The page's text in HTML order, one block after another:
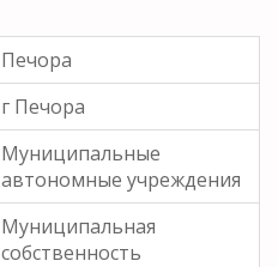
Печора
г Печора
Муниципальные
автономные учреждения
Муниципальная
собственность